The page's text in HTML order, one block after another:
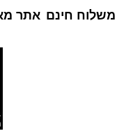
משלוח חינם אתר